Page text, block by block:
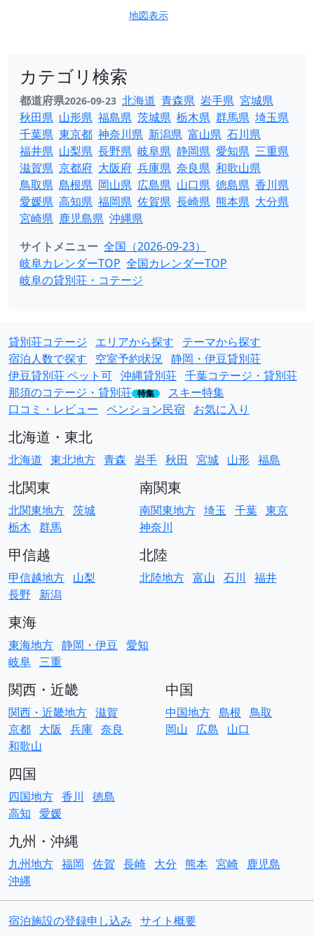
地図表示
カテゴリ検索
都道府県2026-09-23 北海道 青森県 岩手県 宮城県
秋田県 山形県 福島県 茨城県 栃木県 群馬県 埼玉県
千葉県 東京都 神奈川県 新潟県 富山県 石川県
福井県 山梨県 長野県 岐阜県 静岡県 愛知県 三重県
滋賀県 京都府 大阪府 兵庫県 奈良県 和歌山県
鳥取県 島根県 岡山県 広島県 山口県 徳島県 香川県
愛媛県 高知県 福岡県 佐賀県 長崎県 熊本県 大分県
宮崎県 鹿児島県 沖縄県
サイトメニュー 全国（2026-09-23）
岐阜カレンダーTOP 全国カレンダーTOP
岐阜の貸別荘・コテージ
貸別荘コテージ エリアから探す
テーマから探す
宿泊人数で探す
空室予約状況 静岡・伊豆貸別荘
伊豆貸別荘 ペット可 沖縄貸別荘 千葉コテージ・貸別荘
那須のコテージ・貸別荘 特集
スキー特集
口コミ・レビュー ペンション民宿 お気に入り
北海道・東北
北海道 東北地方 青森 岩手 秋田 宮城 山形 福島
北関東
北関東地方 茨城
栃木 群馬
南関東
南関東地方 埼玉 千葉 東京
神奈川
甲信越
甲信越地方 山梨
長野
新潟
北陸
北陸地方 富山 石川 福井
東海
東海地方 静岡・伊豆 愛知
岐阜 三重
関西・近畿
関西・近畿地方 滋賀
京都 大阪 兵庫 奈良
和歌山
中国
中国地方 島根 鳥取
岡山
広島 山口
四国
四国地方 香川
徳島
高知 愛媛
九州・沖縄
九州地方 福岡 佐賀 長崎 大分 熊本 宮崎
鹿児島
沖縄
宿泊施設の登録申し込み サイト概要